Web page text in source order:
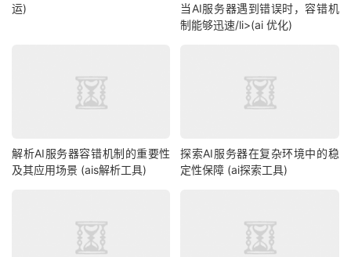
运)
当AI服务器遇到错误时，容错机
制能够迅速/li>(ai 优化)
解析AI服务器容错机制的重要性
及其应用场景 (ais解析工具)
探索AI服务器在复杂环境中的稳
定性保障 (ai探索工具)